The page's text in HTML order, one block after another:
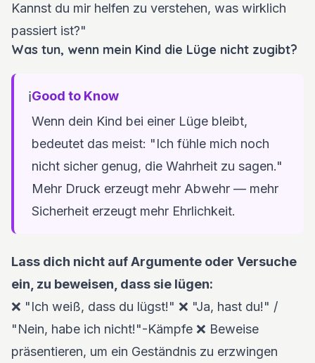
Kannst du mir helfen zu verstehen, was wirklich
passiert ist?"
Was tun, wenn mein Kind die Lüge nicht zugibt?
ℹ️Good to Know
Wenn dein Kind bei einer Lüge bleibt,
bedeutet das meist: "Ich fühle mich noch
nicht sicher genug, die Wahrheit zu sagen."
Mehr Druck erzeugt mehr Abwehr — mehr
Sicherheit erzeugt mehr Ehrlichkeit.
Lass dich nicht auf Argumente oder Versuche
ein, zu beweisen, dass sie lügen:
❌ "Ich weiß, dass du lügst!" ❌ "Ja, hast du!" /
"Nein, habe ich nicht!"-Kämpfe ❌ Beweise
präsentieren, um ein Geständnis zu erzwingen